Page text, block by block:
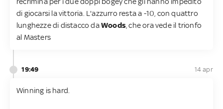
di giocarsi la vittoria. L'azzurro resta a -10, con quattro
lunghezze di distacco daWoods, che ora vede il trionfo
al Masters
19:49 14 apr
Winning is hard.